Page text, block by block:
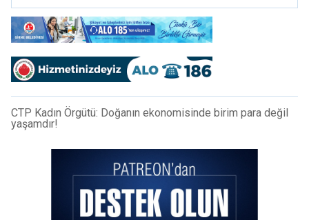
CTP Kadın Örgütü: Doğanın ekonomisinde birim para değil
yaşamdır!